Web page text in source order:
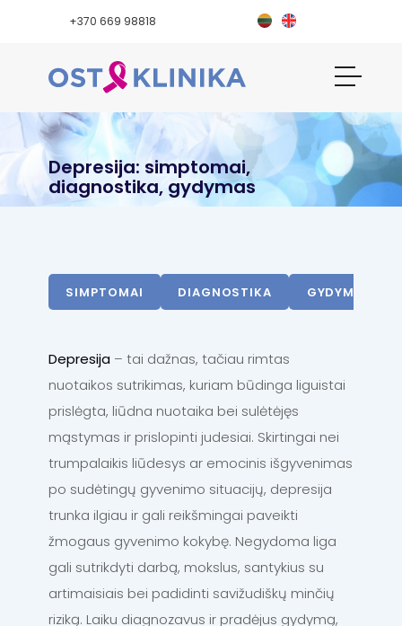
+370 669 98818
Depresija: simptomai,
diagnostika, gydymas
SIMPTOMAI DIAGNOSTIKA GYDYMAS
Depresija – tai dažnas, tačiau rimtas
nuotaikos sutrikimas, kuriam būdinga liguistai
prislėgta, liūdna nuotaika bei sulėtėjęs
mąstymas ir prislopinti judesiai. Skirtingai nei
trumpalaikis liūdesys ar emocinis išgyvenimas
po sudėtingų gyvenimo situacijų, depresija
trunka ilgiau ir gali reikšmingai paveikti
žmogaus gyvenimo kokybę. Negydoma liga
gali sutrikdyti darbą, mokslus, santykius su
artimaisiais bei padidinti savižudiškų minčių
riziką. Laiku diagnozavus ir pradėjus gydymą,